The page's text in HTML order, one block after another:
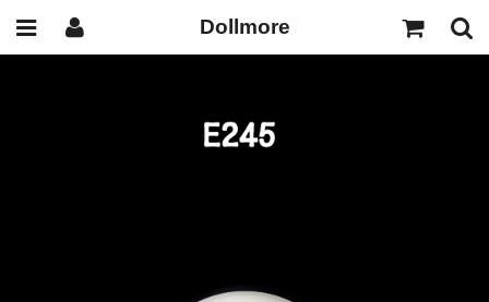
Dollmore